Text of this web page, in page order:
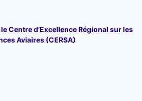
Centre d’Excellence Régional sur les
Aviaires (CERSA)